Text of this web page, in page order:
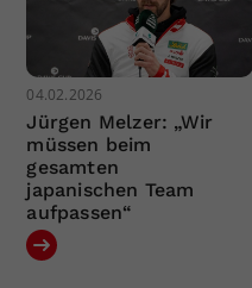
04.02.2026
Jürgen Melzer: „Wir
müssen beim
gesamten
japanischen Team
aufpassen“